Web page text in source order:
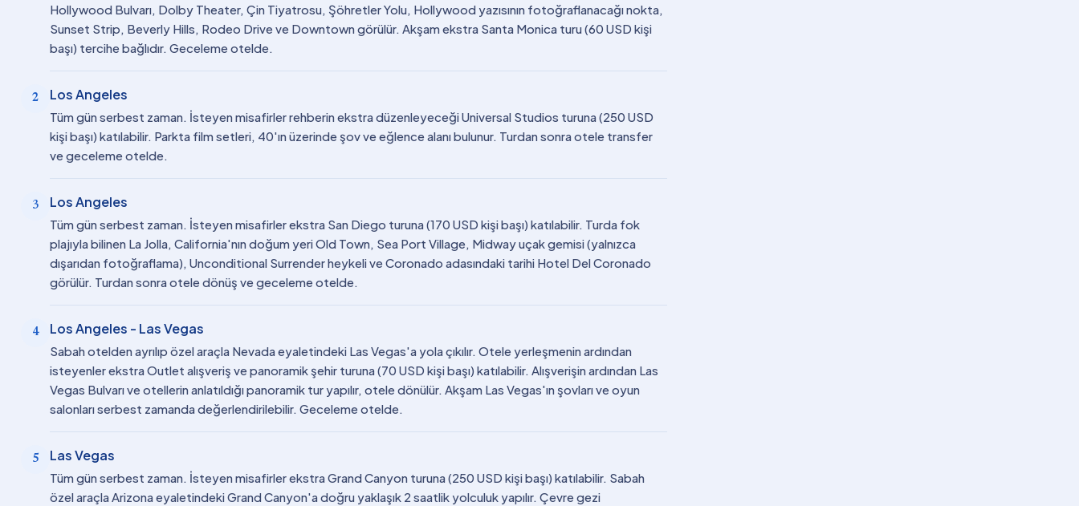
Hollywood Bulvarı, Dolby Theater, Çin Tiyatrosu, Şöhretler Yolu, Hollywood yazısının fotoğraflanacağı nokta,
Sunset Strip, Beverly Hills, Rodeo Drive ve Downtown görülür. Akşam ekstra Santa Monica turu (60 USD kişi
başı) tercihe bağlıdır. Geceleme otelde.
2 Los Angeles
Tüm gün serbest zaman. İsteyen misafirler rehberin ekstra düzenleyeceği Universal Studios turuna (250 USD
kişi başı) katılabilir. Parkta film setleri, 40'ın üzerinde şov ve eğlence alanı bulunur. Turdan sonra otele transfer
ve geceleme otelde.
3 Los Angeles
Tüm gün serbest zaman. İsteyen misafirler ekstra San Diego turuna (170 USD kişi başı) katılabilir. Turda fok
plajıyla bilinen La Jolla, California'nın doğum yeri Old Town, Sea Port Village, Midway uçak gemisi (yalnızca
dışarıdan fotoğraflama), Unconditional Surrender heykeli ve Coronado adasındaki tarihi Hotel Del Coronado
görülür. Turdan sonra otele dönüş ve geceleme otelde.
4 Los Angeles - Las Vegas
Sabah otelden ayrılıp özel araçla Nevada eyaletindeki Las Vegas'a yola çıkılır. Otele yerleşmenin ardından
isteyenler ekstra Outlet alışveriş ve panoramik şehir turuna (70 USD kişi başı) katılabilir. Alışverişin ardından Las
Vegas Bulvarı ve otellerin anlatıldığı panoramik tur yapılır, otele dönülür. Akşam Las Vegas'ın şovları ve oyun
salonları serbest zamanda değerlendirilebilir. Geceleme otelde.
5 Las Vegas
Tüm gün serbest zaman. İsteyen misafirler ekstra Grand Canyon turuna (250 USD kişi başı) katılabilir. Sabah
özel araçla Arizona eyaletindeki Grand Canyon'a doğru yaklaşık 2 saatlik yolculuk yapılır. Çevre gezi